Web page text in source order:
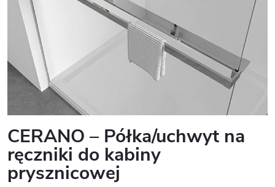
CERANO – Półka/uchwyt na
ręczniki do kabiny
prysznicowej